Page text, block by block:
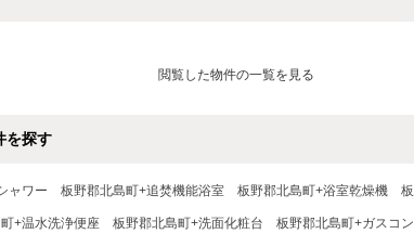
閲覧した物件の一覧を見る
を探す
ャワー 板野郡北島町+追焚機能浴室 板野郡北島町+浴室乾燥機
+温水洗浄便座 板野郡北島町+洗面化粧台 板野郡北島町+ガスコ